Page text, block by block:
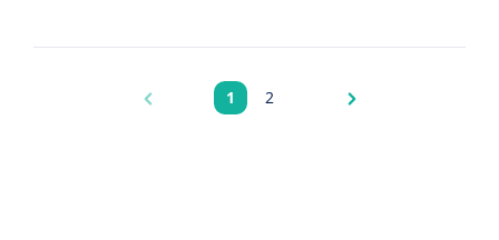
Pagina
1 Pagina
2